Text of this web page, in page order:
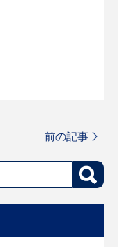
前の記事